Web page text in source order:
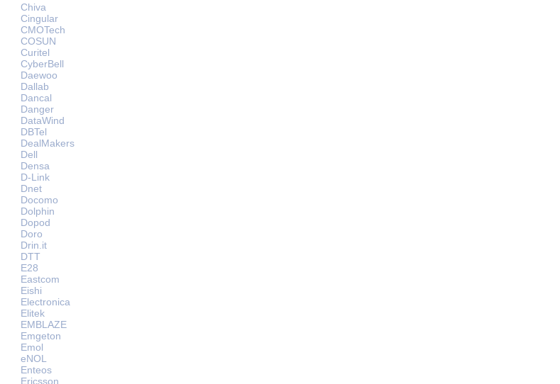
Chiva
Cingular
CMOTech
COSUN
Curitel
CyberBell
Daewoo
Dallab
Dancal
Danger
DataWind
DBTel
DealMakers
Dell
Densa
D-Link
Dnet
Docomo
Dolphin
Dopod
Doro
Drin.it
DTT
E28
Eastcom
Eishi
Electronica
Elitek
EMBLAZE
Emgeton
Emol
eNOL
Enteos
Ericsson